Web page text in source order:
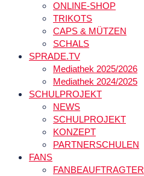
ONLINE-SHOP
TRIKOTS
CAPS & MÜTZEN
SCHALS
SPRADE.TV
Mediathek 2025/2026
Mediathek 2024/2025
SCHULPROJEKT
NEWS
SCHULPROJEKT
KONZEPT
PARTNERSCHULEN
FANS
FANBEAUFTRAGTER